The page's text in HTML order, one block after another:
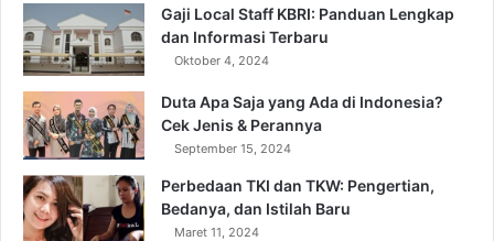
Gaji Local Staff KBRI: Panduan Lengkap
dan Informasi Terbaru
Oktober 4, 2024
Duta Apa Saja yang Ada di Indonesia?
Cek Jenis & Perannya
September 15, 2024
Perbedaan TKI dan TKW: Pengertian,
Bedanya, dan Istilah Baru
Maret 11, 2024